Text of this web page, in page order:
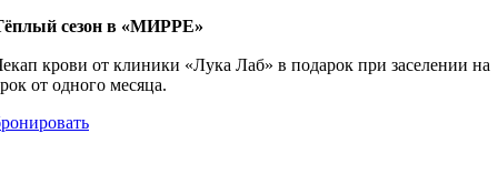
сезон в «МИРРE»
крови от клиники «Лука Лаб» в подарок при заселении на
от одного месяца.